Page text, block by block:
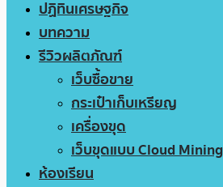
ปฏิทินเศรษฐกิจ
บทความ
รีวิวผลิตภัณฑ์
เว็บซื้อขาย
กระเป๋าเก็บเหรียญ
เครื่องขุด
เว็บขุดแบบ Cloud Mining
ห้องเรียน